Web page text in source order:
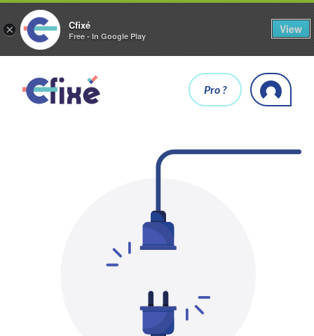
× Cfixé
Free - In Google Play
View
Pro ?